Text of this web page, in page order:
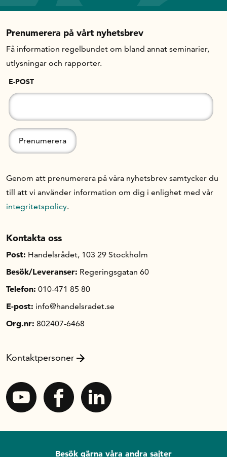
Prenumerera på vårt nyhetsbrev
Få information regelbundet om bland annat seminarier,
utlysningar och rapporter.
E-POST
Genom att prenumerera på våra nyhetsbrev samtycker du
till att vi använder information om dig i enlighet med vår
integritetspolicy.
Kontakta oss
Post: Handelsrådet, 103 29 Stockholm
Besök/Leveranser: Regeringsgatan 60
Telefon: 010-471 85 80
E-post: info@handelsradet.se
Org.nr: 802407-6468
Kontaktpersoner
Besök gärna våra andra sajter